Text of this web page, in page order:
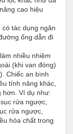
cao hiệu
tác dụng ngăn
ống dẫn đi
nhiều nhiệm
(khi van đóng)
Chiếc an bình
tính năng khác,
hơn. Ví dụ như:
rửa ngược,
rửa ngược,
hóa chất trong